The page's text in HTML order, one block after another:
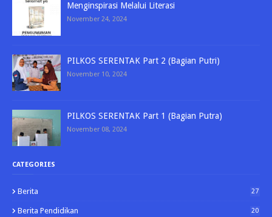
Menginspirasi Melalui Literasi
November 24, 2024
PILKOS SERENTAK Part 2 (Bagian Putri)
November 10, 2024
PILKOS SERENTAK Part 1 (Bagian Putra)
November 08, 2024
CATEGORIES
Berita 27
Berita Pendidikan 20